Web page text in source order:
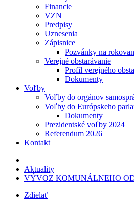
Financie
VZN
Predpisy
Uznesenia
Zápisnice
Pozvánky na
Verejné obstarávanie
Profil verejného
Dokumenty
Voľby
Voľby do orgánov
Voľby do Európskeho
Dokumenty
Prezidentské voľby 2024
Referendum 2026
Kontakt
Aktuality
VÝVOZ KOMUNÁLNEHO
Zdielať